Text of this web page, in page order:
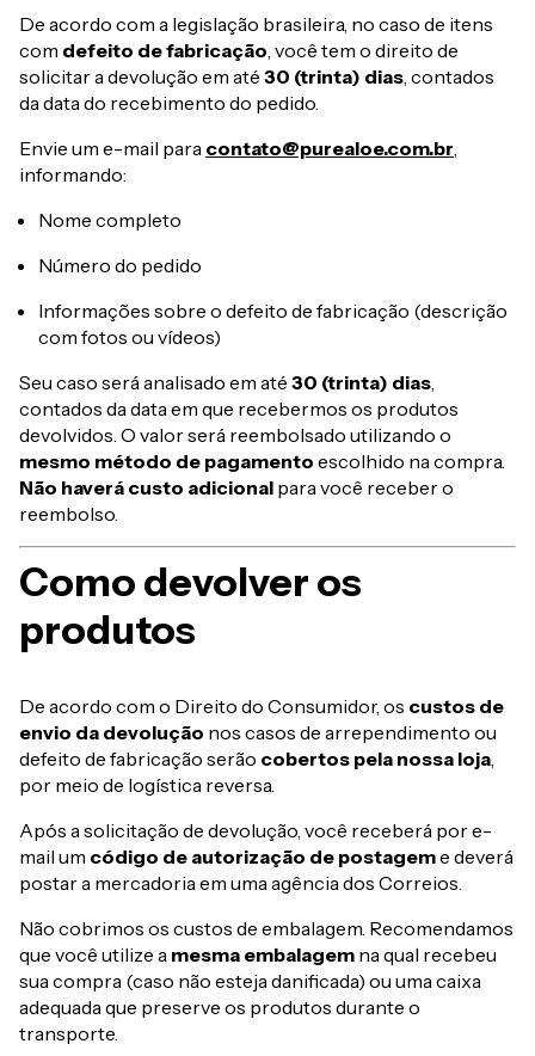
De acordo com a legislação brasileira, no caso de itens
com defeito de fabricação, você tem o direito de
solicitar a devolução em até 30 (trinta) dias, contados
da data do recebimento do pedido.
Envie um e-mail para contato@purealoe.com.br,
informando:
Nome completo
Número do pedido
Informações sobre o defeito de fabricação (descrição
com fotos ou vídeos)
Seu caso será analisado em até 30 (trinta) dias,
contados da data em que recebermos os produtos
devolvidos. O valor será reembolsado utilizando o
mesmo método de pagamento escolhido na compra.
Não haverá custo adicional para você receber o
reembolso.
Como devolver os
produtos
De acordo com o Direito do Consumidor, os custos de
envio da devolução nos casos de arrependimento ou
defeito de fabricação serão cobertos pela nossa loja,
por meio de logística reversa.
Após a solicitação de devolução, você receberá por e-
mail um código de autorização de postageme deverá
postar a mercadoria em uma agência dos Correios.
Não cobrimos os custos de embalagem. Recomendamos
que você utilize a mesma embalagem na qual recebeu
sua compra (caso não esteja danificada) ou uma caixa
adequada que preserve os produtos durante o
transporte.